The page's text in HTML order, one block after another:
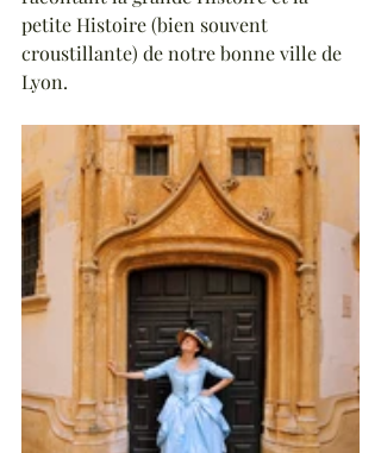
petite Histoire (bien souvent
croustillante) de notre bonne ville de
Lyon.